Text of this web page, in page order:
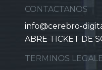
CONTACTANOS
info@cerebro-
ABRE TICKET DE
TERMINOS